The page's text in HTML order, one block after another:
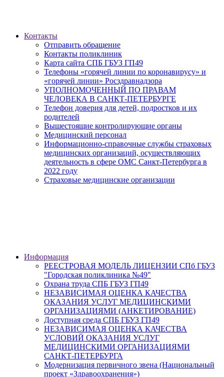
Контакты
Отправить обращение
Контакты поликлиник
Карта сайта СПБ ГБУЗ ГП49
Телефоны «горячей линии по коронавирусу» и
«горячей линии» Росздравнадзора
УПОЛНОМОЧЕННЫЙ ПО ПРАВАМ
ЧЕЛОВЕКА В САНКТ-ПЕТЕРБУРГЕ
Телефон доверия для детей, подростков и их
родителей
Вышестоящие контролирующие органы
Медицинский персонал
Информационно-справочные службы страховых
медицинских организаций, осуществляющих
деятельность в сфере ОМС Санкт-Петербурга в
2022 году
Страховые медицинские организации
Информация
РЕЕСТРОВАЯ МОДЕЛЬ ЛИЦЕНЗИИ СПб ГБУЗ
"Городская поликлиника №49"
Охрана труда СПБ ГБУЗ ГП49
НЕЗАВИСИМАЯ ОЦЕНКА КАЧЕСТВА
ОКАЗАНИЯ УСЛУГ МЕДИЦИНСКИМИ
ОРГАНИЗАЦИЯМИ (АНКЕТИРОВАНИЕ)
Доступная среда СПБ ГБУЗ ГП49
НЕЗАВИСИМАЯ ОЦЕНКА КАЧЕСТВА
УСЛОВИЙ ОКАЗАНИЯ УСЛУГ
МЕДИЦИНСКИМИ ОРГАНИЗАЦИЯМИ
САНКТ-ПЕТЕРБУРГА
Модернизация первичного звена (Национальный
проект «Здравоохранения»)